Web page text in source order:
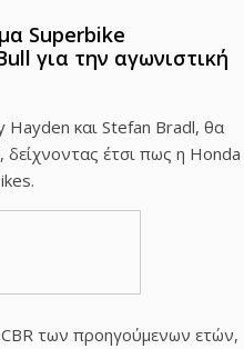
Superbike
για την αγωνιστική
και Stefan Bradl, θα
έτσι πως η Honda
των προηγούμενων ετών,